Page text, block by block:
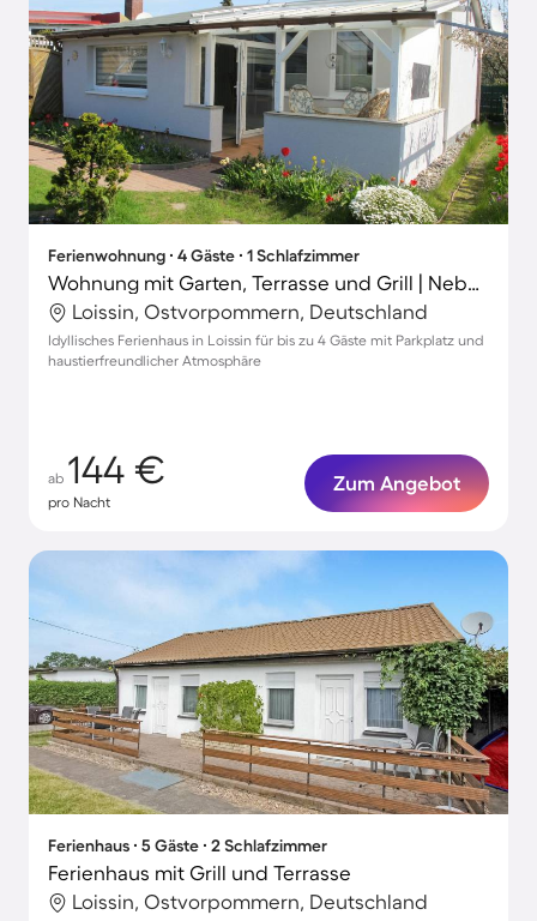
Ferienwohnung ∙ 4 Gäste ∙ 1 Schlafzimmer
Wohnung mit Garten, Terrasse und Grill | Neben dem Strand | Haustierfreundlich
Loissin, Ostvorpommern, Deutschland
Idyllisches Ferienhaus in Loissin für bis zu 4 Gäste mit Parkplatz und
haustierfreundlicher Atmosphäre
ab 144 €
pro Nacht
Zum Angebot
Ferienhaus ∙ 5 Gäste ∙ 2 Schlafzimmer
Ferienhaus mit Grill und Terrasse
Loissin, Ostvorpommern, Deutschland